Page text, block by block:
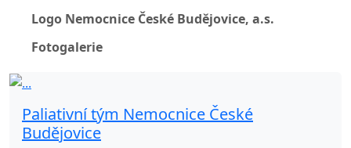
Logo Nemocnice České Budějovice, a.s.
Fotogalerie
Paliativní tým Nemocnice České
Budějovice